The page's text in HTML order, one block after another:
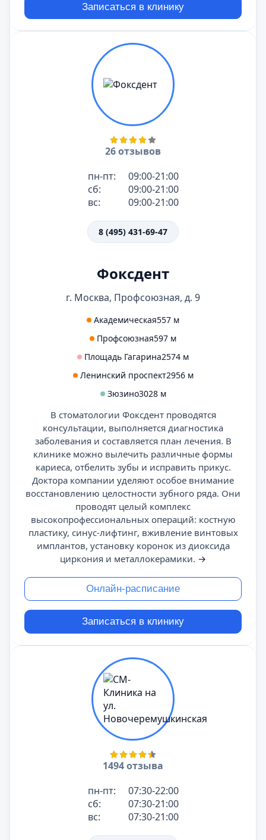
Записаться в клинику
26 отзывов
пн-пт:
09:00-21:00
сб:
09:00-21:00
вс:
09:00-21:00
8 (495) 431-69-47
Фоксдент
г. Москва, Профсоюзная, д. 9
Академическая557 м
Профсоюзная597 м
Площадь Гагарина2574 м
Ленинский проспект2956 м
Зюзино3028 м
В стоматологии Фоксдент проводятся
консультации, выполняется диагностика
заболевания и составляется план лечения. В
клинике можно вылечить различные формы
кариеса, отбелить зубы и исправить прикус.
Доктора компании уделяют особое внимание
восстановлению целостности зубного ряда. Они
проводят целый комплекс
высокопрофессиональных операций: костную
пластику, синус-лифтинг, вживление винтовых
имплантов, установку коронок из диоксида
циркония и металлокерамики. →
Онлайн-расписание
Записаться в клинику
1494 отзыва
пн-пт:
07:30-22:00
сб:
07:30-21:00
вс:
07:30-21:00